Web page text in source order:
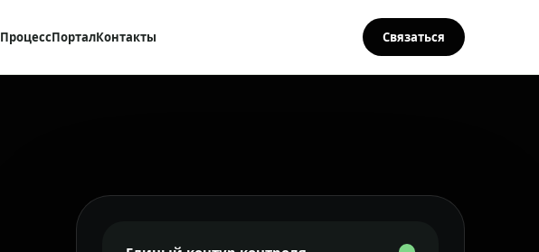
ПроцессПорталКонтакты Связаться